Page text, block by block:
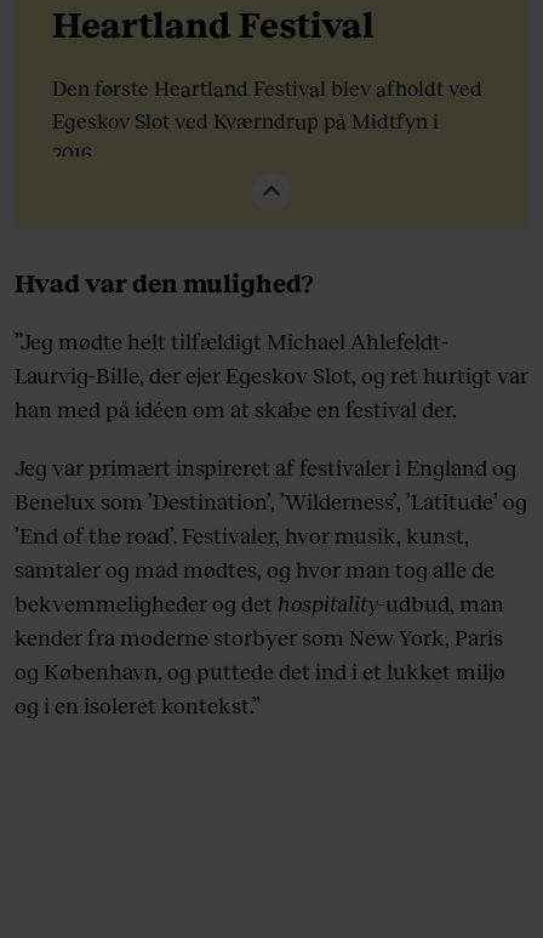
Heartland Festival
Den første Heartland Festival blev afholdt ved
Egeskov Slot ved Kværndrup på Midtfyn i
2016.
juni, og på programmet er et væld af talks og
Minds of 99, Nick Cave & The Bad Seeds,
Hugorm, Four Non Blondes og Pil.
Hvad var den mulighed?
”Jeg mødte helt tilfældigt Michael Ahlefeldt-
Laurvig-Bille, der ejer Egeskov Slot, og ret hurtigt var
han med på idéen om at skabe en festival der.
Jeg var primært inspireret af festivaler i England og
Benelux som ’Destination’, ’Wilderness’, ’Latitude’ og
’End of the road’. Festivaler, hvor musik, kunst,
samtaler og mad mødtes, og hvor man tog alle de
bekvemmeligheder og det hospitality-udbud, man
kender fra moderne storbyer som New York, Paris
og København, og puttede det ind i et lukket miljø
og i en isoleret kontekst.”